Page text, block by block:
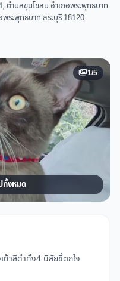
ตำบลขุนโขลน อำเภอพระพุทธบาท
ระพุทธบาท สระบุรี 18120
1/5
ทั้งหมด
ท้าสีดำทั้ง4 นิสัยขี้ตกใจ